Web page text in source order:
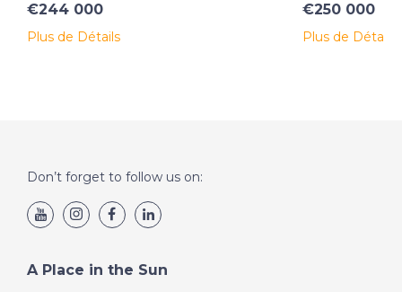
€244 000
Plus de Détails
€250 000
Plus de Détails
Don’t forget to follow us on:
A Place in the Sun